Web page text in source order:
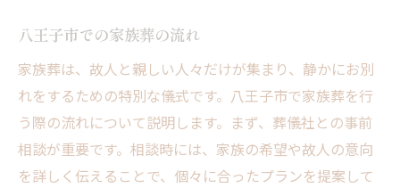
八王子市での家族葬の流れ
家族葬は、故人と親しい人々だけが集まり、静かにお別
れをするための特別な儀式です。八王子市で家族葬を行
う際の流れについて説明します。まず、葬儀社との事前
相談が重要です。相談時には、家族の希望や故人の意向
を詳しく伝えることで、個々に合ったプランを提案して